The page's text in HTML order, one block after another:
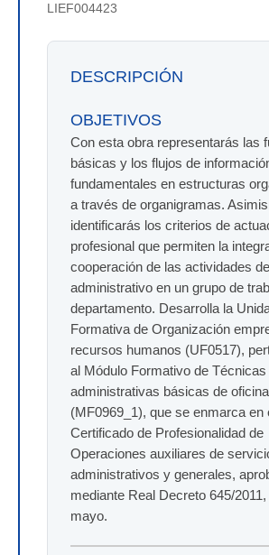
LIEF004423
DESCRIPCIÓN
OBJETIVOS
Con esta obra representarás las
básicas y los flujos de
fundamentales en estructuras
a través de organigramas.
identificarás los criterios de
profesional que permiten la
cooperación de las actividades
administrativo en un grupo de
departamento. Desarrolla la
Formativa de Organización
recursos humanos (UF0517),
al Módulo Formativo de Técnicas
administrativas básicas de oficina
(MF0969_1), que se enmarca en
Certificado de Profesionalidad de
Operaciones auxiliares de
administrativos y generales,
mediante Real Decreto 645/
mayo.